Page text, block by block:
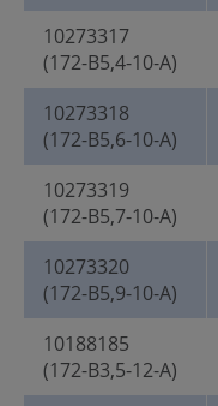
10273317
(172-B5,4-10-A)
10273318
(172-B5,6-10-A)
10273319
(172-B5,7-10-A)
10273320
(172-B5,9-10-A)
10188185
(172-B3,5-12-A)